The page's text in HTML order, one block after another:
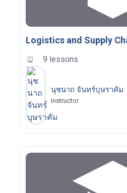
Logistics and Supply
9 lessons
นุชนาถ จันทร์บุษราคัม
Instructor